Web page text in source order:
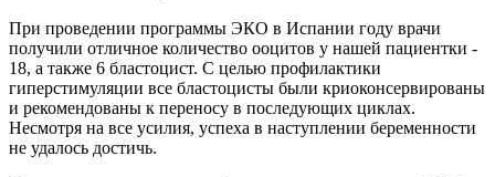
При проведении программы ЭКО в Испании году врачи
получили отличное количество ооцитов у нашей пациентки -
18, а также 6 бластоцист. С целью профилактики
гиперстимуляции все бластоцисты были криоконсервированы
и рекомендованы к переносу в последующих циклах.
Несмотря на все усилия, успеха в наступлении беременности
не удалось достичь.